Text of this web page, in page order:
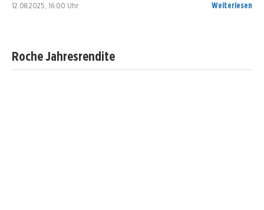
12.08.2025, 16:00 Uhr Weiterlesen
Roche Jahresrendite